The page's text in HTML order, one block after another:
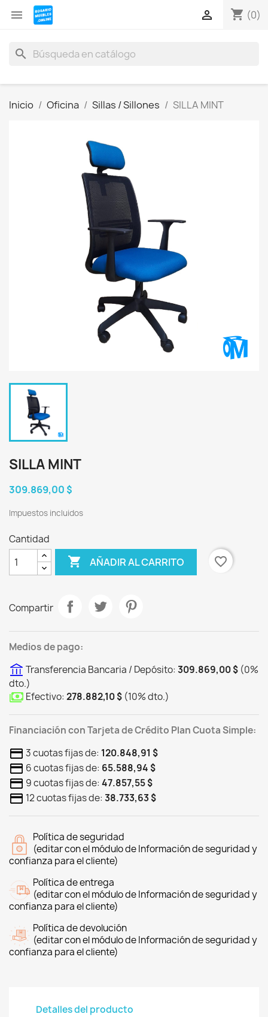
 shopping_cart (0)

search
Inicio Oficina Sillas / Sillones SILLA MINT
SILLA MINT
309.869,00 $
Impuestos incluidos
Cantidad
 AÑADIR AL CARRITO favorite_border
Compartir
Medios de pago:
Transferencia Bancaria / Depósito: 309.869,00 $ (0%
dto.)
Efectivo: 278.882,10 $ (10%dto.)
Financiación con Tarjeta de Crédito Plan Cuota Simple:
3 cuotas fijas de: 120.848,91 $
6 cuotas fijas de: 65.588,94 $
9 cuotas fijas de: 47.857,55 $
12 cuotas fijas de: 38.733,63 $
Política de seguridad
(editar con el módulo de Información de seguridad y
confianza para el cliente)
Política de entrega
(editar con el módulo de Información de seguridad y
confianza para el cliente)
Política de devolución
(editar con el módulo de Información de seguridad y
confianza para el cliente)
Detalles del producto